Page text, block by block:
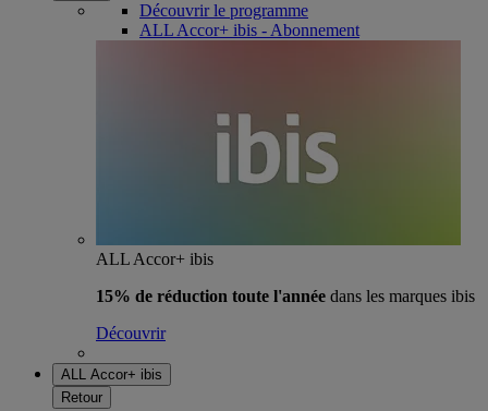
Découvrir le programme
ALL Accor+ ibis - Abonnement
ALL Accor+ ibis
15% de réduction toute l'année dans les marques ibis
Découvrir
ALL Accor+ ibis
Retour